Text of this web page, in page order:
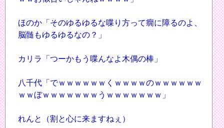
ほのか「そのゆるゆるな喋り方って癇に障るのよ、
脳髄もゆるゆるなの？」
カリラ「つーかもう喋んなよ木偶の棒」
八千代「でｗｗｗｗｗｗくｗｗｗｗのｗｗｗｗｗｗ
ｗｗぼｗｗｗｗｗｗｗうｗｗｗｗｗｗｗ」
れんと（割と心に来ますねぇ）